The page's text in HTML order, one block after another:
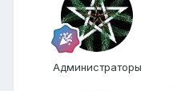
Администраторы